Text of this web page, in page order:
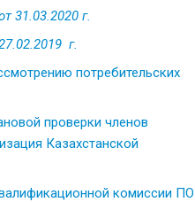
31.03.2020 г.
г.
потребительских
проверки членов
Казахстанской
комиссии ПО